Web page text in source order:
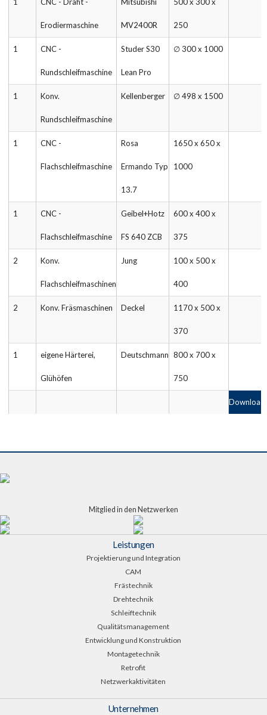
Erodiermaschine MV2400R 250
1 CNC -
Rundschleifmaschine
Studer S30
Lean Pro
∅ 300 x 1000
1 Konv.
Rundschleifmaschine
Kellenberger ∅ 498 x 1500
1 CNC -
Flachschleifmaschine
Rosa
Ermando Typ
13.7
1650 x 650 x
1000
1 CNC -
Flachschleifmaschine
Geibel+Hotz
FS 640 ZCB
600 x 400 x
375
2 Konv.
Flachschleifmaschinen
Jung 100 x 500 x
400
2 Konv. Fräsmaschinen Deckel 1170 x 500 x
370
1 eigene Härterei,
Glühöfen
Deutschmann 800 x 700 x
750
Download
Mitglied in den Netzwerken
Leistungen
Projektierung und Integration
CAM
Frästechnik
Drehtechnik
Schleiftechnik
Qualitätsmanagement
Entwicklung und Konstruktion
Montagetechnik
Retrofit
Netzwerkaktivitäten
Unternehmen